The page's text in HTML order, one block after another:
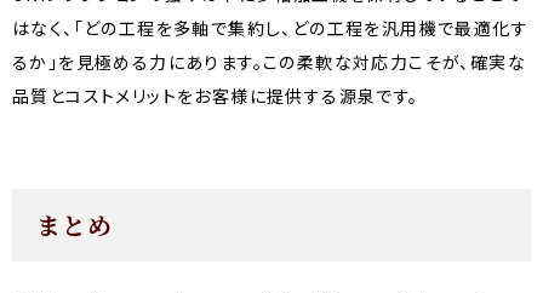
はなく、「どの工程を多軸で集約し、どの工程を汎用機で最適化す
るか」を見極める力にあります。この柔軟な対応力こそが、確実な
品質とコストメリットをお客様に提供する源泉です。
まとめ